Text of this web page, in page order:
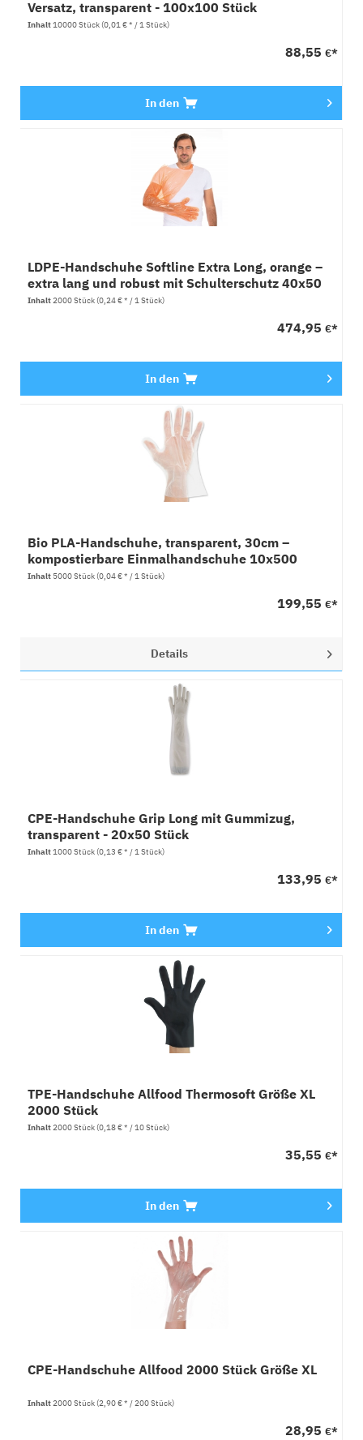
Versatz, transparent - 100x100 Stück
Inhalt10000 Stück(0,01 € * / 1 Stück)
88,55 €*
In den
LDPE-Handschuhe Softline Extra Long, orange –
extra lang und robust mit Schulterschutz 40x50
Stück
Inhalt2000 Stück(0,24 € * / 1 Stück)
474,95 €*
In den
Bio PLA-Handschuhe, transparent, 30cm –
kompostierbare Einmalhandschuhe 10x500
Stück
Inhalt 5000 Stück(0,04 € * / 1 Stück)
199,55 €*
Details
CPE-Handschuhe Grip Long mit Gummizug,
transparent - 20x50 Stück
Inhalt1000 Stück(0,13 € * / 1 Stück)
133,95 €*
In den
TPE-Handschuhe Allfood Thermosoft Größe XL
2000 Stück
Inhalt2000 Stück(0,18 € * / 10 Stück)
35,55 €*
In den
CPE-Handschuhe Allfood 2000 Stück Größe XL
Inhalt2000 Stück(2,90 € * / 200 Stück)
28,95 €*